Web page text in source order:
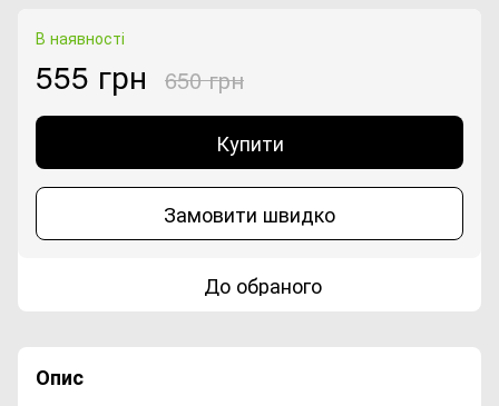
В наявності
555 грн 650 грн
Купити
Замовити швидко
До обраного
Опис